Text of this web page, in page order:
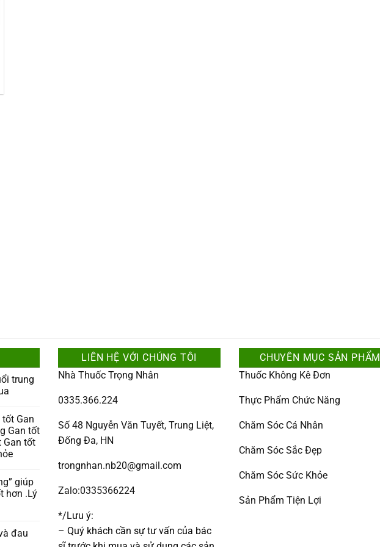
trung
Gan
Gan tốt
Gan tốt
giúp
hơn .Lý
đau
LIÊN HỆ VỚI CHÚNG TÔI
Nhà Thuốc Trọng Nhân
0335.366.224
Số 48 Nguyễn Văn Tuyết, Trung Liệt,
Đống Đa, HN
trongnhan.nb20@gmail.com
Zalo:0335366224
*/Lưu ý:
– Quý khách cần sự tư vấn của bác
CHUYÊN MỤC SẢN PHẨM
Thuốc Không Kê Đơn
Thực Phẩm Chức Năng
Chăm Sóc Cá Nhân
Chăm Sóc Sắc Đẹp
Chăm Sóc Sức Khỏe
Sản Phẩm Tiện Lợi